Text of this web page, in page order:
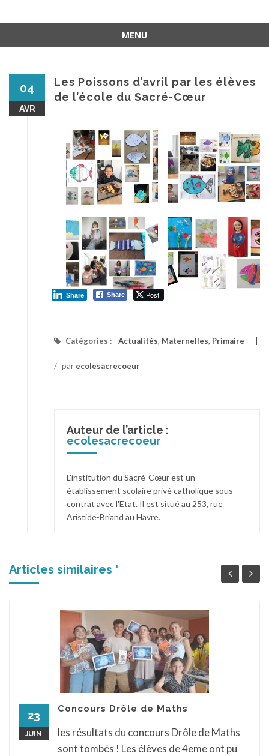
MENU
04
AVR
Les Poissons d’avril par les élèves
de l’école du Sacré-Cœur
Share Post
Share
Catégories : Actualités, Maternelles, Primaire
/ par ecolesacrecoeur
Auteur de l’article :
ecolesacrecoeur
L'institution du Sacré-Cœur est un
établissement scolaire privé catholique sous
contrat avec l'Etat. Il est situé au 253, rue
Aristide-Briand au Havre.
Articles similaires '
23
JUIN
Concours Drôle de Maths
les résultats du concours Drôle de Maths
sont tombés ! Les élèves de 4eme ont pu